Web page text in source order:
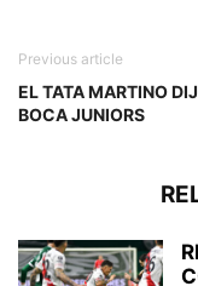
Previous article
EL TATA MARTINO
BOCA JUNIORS